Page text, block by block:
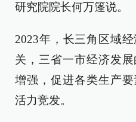
研究院院长何万篷说。
2023年，长三角区域
关，三省一市经济发
增强，促进各类生产
活力竞发。